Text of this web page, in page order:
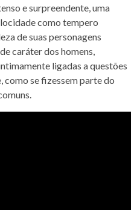
e surpreendente, uma
como tempero
de suas personagens
caráter dos homens,
ligadas a questões
como se fizessem parte do